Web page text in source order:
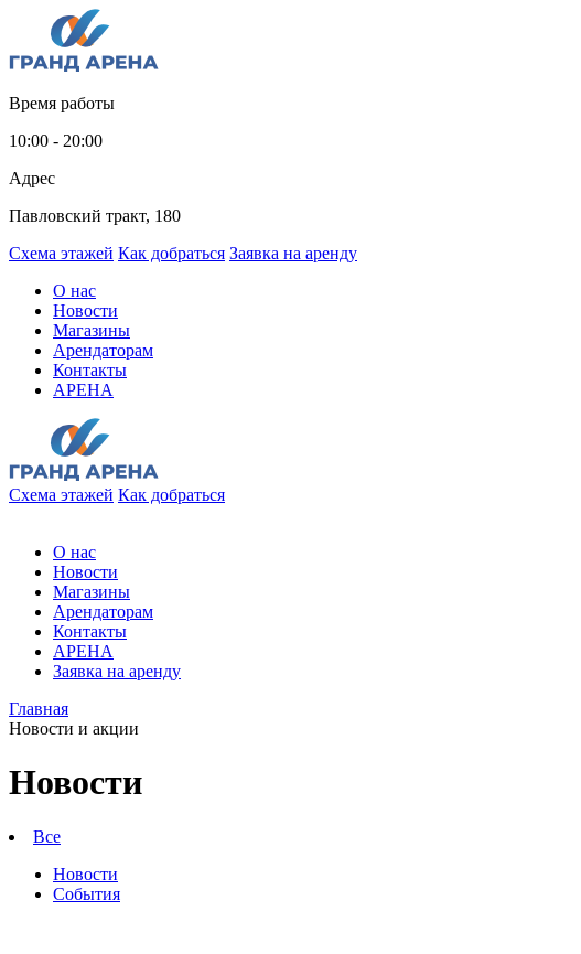
Время работы
10:00 - 20:00
Адрес
Павловский тракт, 180
Схема этажей Как добраться Заявка на аренду
О нас
Новости
Магазины
Арендаторам
Контакты
АРЕНА
Схема этажей Как добраться
О нас
Новости
Магазины
Арендаторам
Контакты
АРЕНА
Заявка на аренду
Мебельные
магазины
в
Барнауле
Новости
Новости
Большой
и
корпусной
мебели
Главная
Новости и акции
Новости
Все
Новости
События